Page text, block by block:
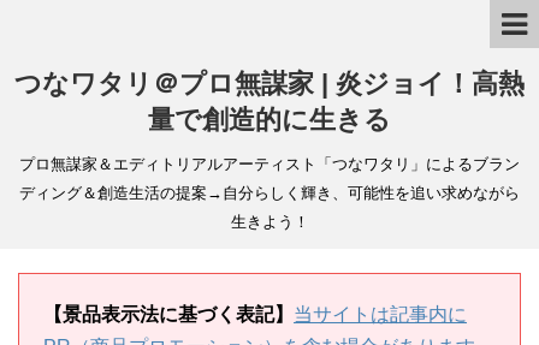
つなワタリ＠プロ無謀家 | 炎ジョイ！高熱
量で創造的に生きる
プロ無謀家＆エディトリアルアーティスト「つなワタリ」によるブラン
ディング＆創造生活の提案→自分らしく輝き、可能性を追い求めながら
生きよう！
【景品表示法に基づく表記】 当サイトは記事内に